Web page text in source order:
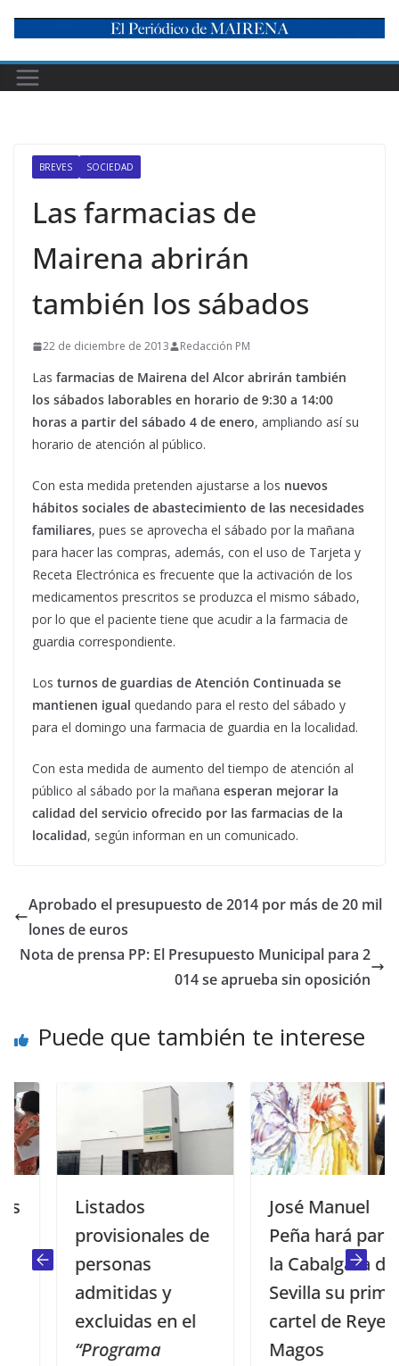
content
BREVES SOCIEDAD
Las farmacias de
Mairena abrirán
también los sábados
22 de diciembre de 2013 Redacción PM
Las farmacias de Mairena del Alcor abrirán también
los sábados laborables en horario de 9:30 a 14:00
horas a partir del sábado 4 de enero, ampliando así su
horario de atención al público.
Con esta medida pretenden ajustarse a los nuevos
hábitos sociales de abastecimiento de las necesidades
familiares, pues se aprovecha el sábado por la mañana
para hacer las compras, además, con el uso de Tarjeta y
Receta Electrónica es frecuente que la activación de los
medicamentos prescritos se produzca el mismo sábado,
por lo que el paciente tiene que acudir a la farmacia de
guardia correspondiente.
Los turnos de guardias de Atención Continuada se
mantienen igual quedando para el resto del sábado y
para el domingo una farmacia de guardia en la localidad.
Con esta medida de aumento del tiempo de atención al
público al sábado por la mañana esperan mejorar la
calidad del servicio ofrecido por las farmacias de la
localidad, según informan en un comunicado.
Aprobado el presupuesto de 2014 por más de 20 mil
lones de euros
Nota de prensa PP: El Presupuesto Municipal para 2
014 se aprueba sin oposición
Puede que también te interese
Listados
provisionales de
personas
admitidas y
excluidas en el
“Programa
José Manuel
Peña hará para
la Cabalgata de
Sevilla su primer
cartel de Reyes
Magos